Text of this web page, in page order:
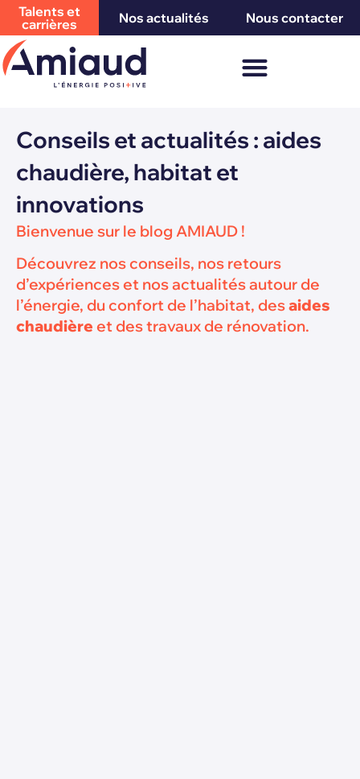
Talents et
carrières
Nos actualités Nous contacter
Conseils et actualités : aides
chaudière, habitat et
innovations
Bienvenue sur le blog AMIAUD !
Découvrez nos conseils, nos retours
d’expériences et nos actualités autour de
l’énergie, du confort de l’habitat, desaides
chaudière et des travaux de rénovation.